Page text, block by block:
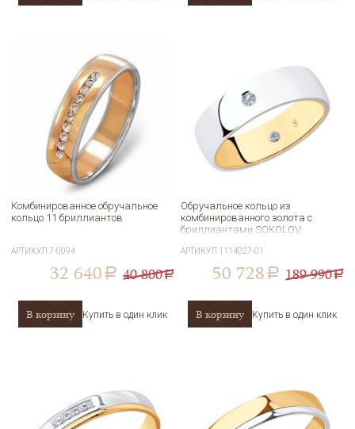
Комбинированное обручальное
кольцо 11 бриллиантов
АРТИКУЛ7-0094
32 640 a 40 800a
В корзину Купить в один клик
Обручальное кольцо из
комбинированного золота с
бриллиантами SOKOLOV
АРТИКУЛ 1114027-01
50 728 a 189 990a
В корзину Купить в один клик